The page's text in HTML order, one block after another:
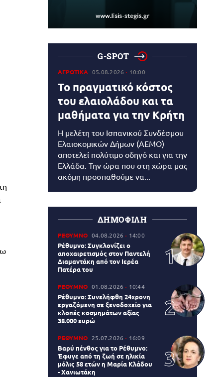
G-SPOT
ΑΓΡΟΤΙΚΑ 05.08.2026 10:00
Το πραγματικό κόστος
του ελαιολάδου και τα
μαθήματα για την Κρήτη
Η μελέτη του Ισπανικού Συνδέσμου
Ελαιοκομικών Δήμων (AEMO)
αποτελεί πολύτιμο οδηγό και για την
Ελλάδα. Την ώρα που στη χώρα μας
ακόμη προσπαθούμε να...
ΔΗΜΟΦΙΛΗ
ΡΕΘΥΜΝΟ 04.08.2026 14:00
Ρέθυμνο: Συγκλονίζει ο
αποχαιρετισμός στον Παντελή
Διαμαντάκη από τον Ιερέα
Πατέρα του
ΡΕΘΥΜΝΟ 01.08.2026 10:44
Ρέθυμνο: Συνελήφθη 24χρονη
εργαζόμενη σε ξενοδοχείο για
κλοπές κοσμημάτων αξίας
38.000 ευρώ
ΡΕΘΥΜΝΟ 25.07.2026 16:09
Βαρύ πένθος για το Ρέθυμνο:
Έφυγε από τη ζωή σε ηλικία
μόλις 58 ετών η Μαρία Κλάδου
- Χανιωτάκη